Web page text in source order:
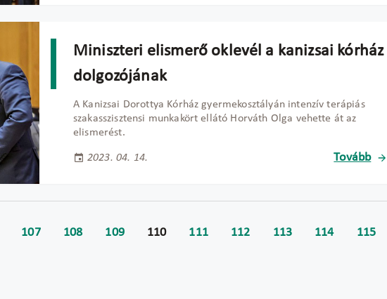
Miniszteri elismerő oklevél a kanizsai kórház
dolgozójának
A Kanizsai Dorottya Kórház gyermekosztályán intenzív terápiás
szakasszisztensi munkakört ellátó Horváth Olga vehette át az
elismerést.
2023. 04. 14. Tovább
107 108 109 110 111 112 113 114 115